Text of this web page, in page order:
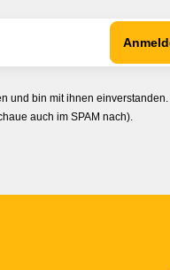
und bin mit ihnen einverstanden.
auch im SPAM nach).